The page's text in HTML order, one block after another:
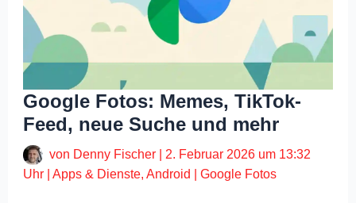
Google Fotos: Memes, TikTok-
Feed, neue Suche und mehr
von Denny Fischer
2. Februar 2026 um 13:32
Uhr |Apps & Dienste,Android |Google Fotos